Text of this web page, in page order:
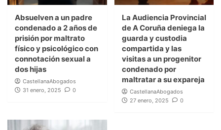
Absuelven a un padre
condenado a 2 años de
prisión por maltrato
físico y psicológico con
connotación sexual a
dos hijas
CastellanaAbogados
31 enero, 2025
0
La Audiencia Provincial
de A Coruña deniega la
guarda y custodia
compartida y las
visitas a un progenitor
condenado por
maltratar a su expareja
CastellanaAbogados
27 enero, 2025
0